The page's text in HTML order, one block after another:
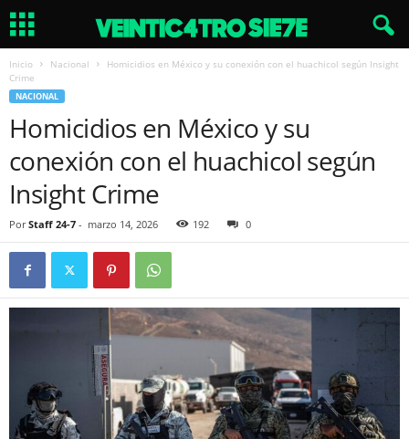
Inicio Nacional
Homicidios en México y su conexión con el huachicol según Insight
Crime
NACIONAL
Homicidios en México y su
conexión con el huachicol según
Insight Crime
Por Staff 24-7 - marzo 14, 2026 192 0